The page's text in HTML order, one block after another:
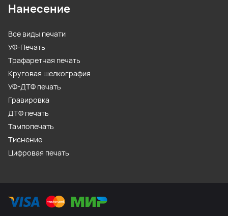
Нанесение
Все виды печати
УФ-Печать
Трафаретная печать
Круговая шелкография
УФ-ДТФ печать
Гравировка
ДТФ печать
Тампопечать
Тиснение
Цифровая печать